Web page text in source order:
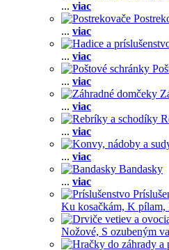
... viac
... viac
... viac
... viac
... viac
... viac
... viac
Bandasky
... viac
Ku kosačkám, K pílam,
Nožové, S ozubeným